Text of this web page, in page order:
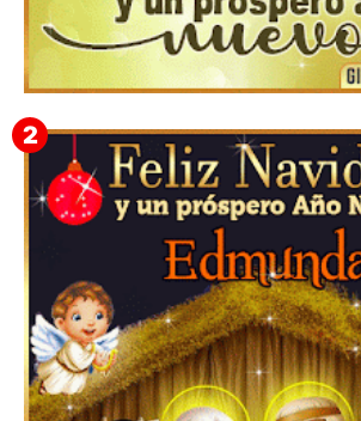
Te deseo una Feliz Navidad Barsimea